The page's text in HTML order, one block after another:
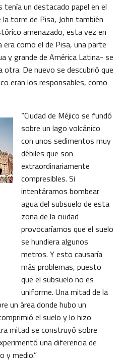
un destacado papel en el
torre de Pisa, John también
amenazado, esta vez en
era como el de Pisa, una parte
y grande de América Latina- se
otra. De nuevo se descubrió que
eran los responsables, como
“Ciudad de Méjico se fundó
sobre un lago volcánico
con unos sedimentos muy
débiles que son
extraordinariamente
compresibles. Si
intentáramos bombear
agua del subsuelo de esta
zona de la ciudad
provocaríamos que el suelo
se hundiera algunos
metros. Y esto causaría
más problemas, puesto
que el subsuelo no es
uniforme. Una mitad de la
un área donde hubo un
el suelo y lo hizo
mitad se construyó sobre
una diferencia de
y medio.”